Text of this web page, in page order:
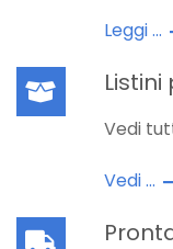
Leggi ...
Listini
Vedi
Vedi ...